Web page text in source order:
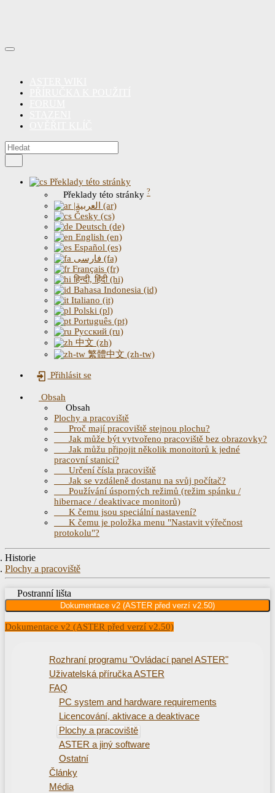
Překlady této stránky
Překlady této stránky ?
|العربية (ar)
Česky (cs)
Deutsch (de)
English (en)
Español (es)
فارسی (fa)
Français (fr)
हिन्दी, हिंदी (hi)
Bahasa Indonesia (id)
Italiano (it)
Polski (pl)
Português (pt)
Русский (ru)
中文 (zh)
繁體中文 (zh-tw)
Přihlásit se
Obsah
Obsah
Plochy a pracoviště
Proč mají pracoviště stejnou plochu?
Jak může být vytvořeno pracoviště bez obrazovky?
Jak můžu připojit několik monoitorů k jedné
pracovní stanici?
Určení čísla pracoviště
Jak se vzdáleně dostanu na svůj počítač?
Používání úsporných režimů (režim spánku /
hibernace / deaktivace monitorů)
K čemu jsou speciální nastavení?
K čemu je položka menu "Nastavit výřečnost
protokolu"?
Historie
Plochy a pracoviště
Postranní lišta
Dokumentace v2 (ASTER před verzí v2.50)
Dokumentace v2 (ASTER před verzí v2.50)
Rozhraní programu "Ovládací panel ASTER"
Uživatelská příručka ASTER
FAQ
PC system and hardware requirements
Licencování, aktivace a deaktivace
Plochy a pracoviště
ASTER a jiný software
Ostatní
Články
Média